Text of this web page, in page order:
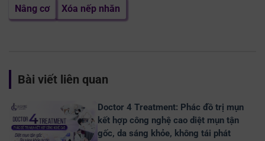
Nâng cơ Xóa nếp nhăn
Bài viết liên quan
Doctor 4 Treatment: Phác đồ trị mụn
kết hợp công nghệ cao diệt mụn tận
gốc, da sáng khỏe, không tái phát